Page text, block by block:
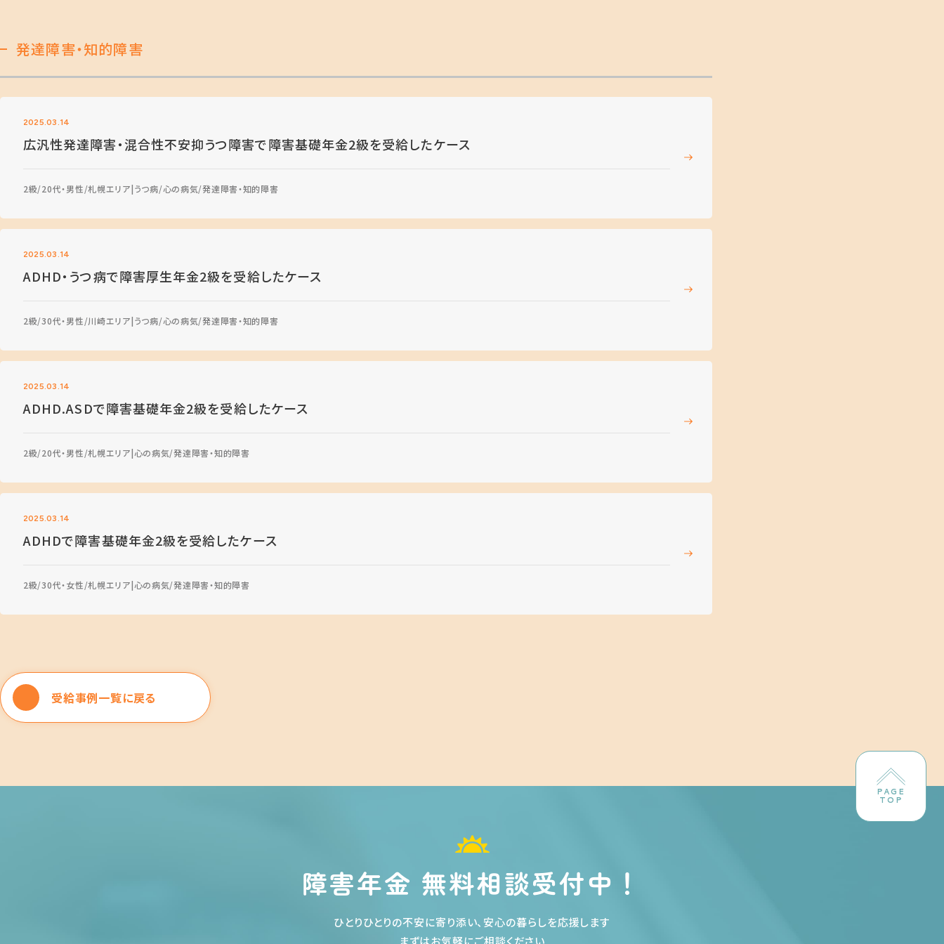
発達障害・知的障害
2025.03.14
広汎性発達障害・混合性不安抑うつ障害で障害基礎年金2級を受給したケース
2級 20代・男性 札幌エリア うつ病 心の病気 発達障害・知的障害
2025.03.14
ADHD・うつ病で障害厚生年金2級を受給したケース
2級 30代・男性 川崎エリア うつ病 心の病気 発達障害・知的障害
2025.03.14
ADHD.ASDで障害基礎年金2級を受給したケース
2級 20代・男性 札幌エリア 心の病気 発達障害・知的障害
2025.03.14
ADHDで障害基礎年金2級を受給したケース
2級 30代・女性 札幌エリア 心の病気 発達障害・知的障害
受給事例一覧に戻る
PAGE
TOP
障害年金 無料相談受付中！
ひとりひとりの不安に寄り添い、安心の暮らしを応援します
まずはお気軽にご相談ください